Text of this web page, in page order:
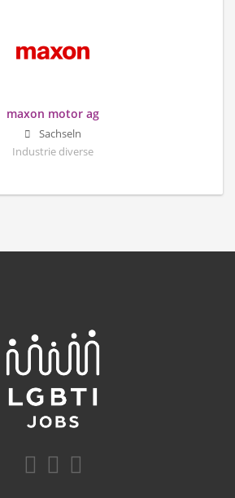
maxon motor ag
Sachseln
Industrie diverse